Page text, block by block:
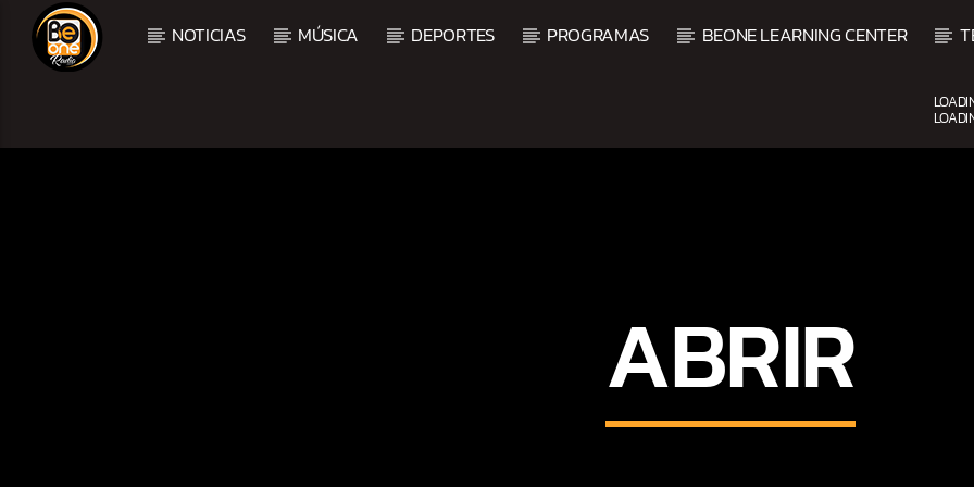
NOTICIAS MÚSICA DEPORTES PROGRAMAS BEONE LEARNING CENTER
ABRIR